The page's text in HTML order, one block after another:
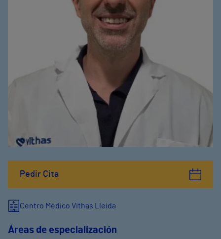
Pedir Cita
Centro Médico Vithas Lleida
Áreas de especialización